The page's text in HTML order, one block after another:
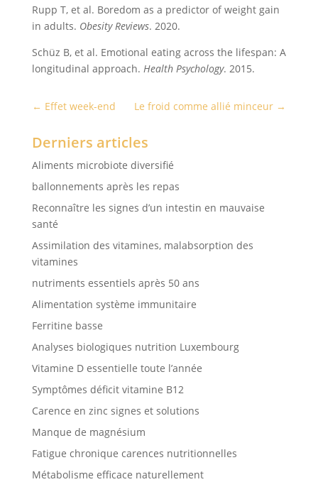
Rupp T, et al. Boredom as a predictor of weight gain
in adults. Obesity Reviews. 2020.
Schüz B, et al. Emotional eating across the lifespan: A
longitudinal approach. Health Psychology. 2015.
← Effet week-end Le froid comme allié minceur →
Derniers articles
Aliments microbiote diversifié
ballonnements après les repas
Reconnaître les signes d’un intestin en mauvaise
santé
Assimilation des vitamines, malabsorption des
vitamines
nutriments essentiels après 50 ans
Alimentation système immunitaire
Ferritine basse
Analyses biologiques nutrition Luxembourg
Vitamine D essentielle toute l’année
Symptômes déficit vitamine B12
Carence en zinc signes et solutions
Manque de magnésium
Fatigue chronique carences nutritionnelles
Métabolisme efficace naturellement